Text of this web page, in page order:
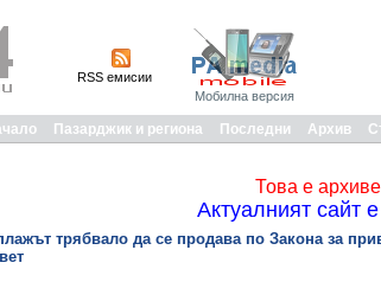
RSS емисии
Мобилна версия
Пазарджик и региона Последни Архив
Това е
Актуалният сайт
трябвало да се продава по Закона за